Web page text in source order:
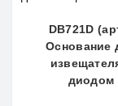
DB721D
Основание
диодом